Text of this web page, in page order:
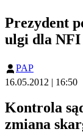
Prezydent
ulgi dla NFI
PAP
16.05.2012 | 16:50
Kontrola
zmiana